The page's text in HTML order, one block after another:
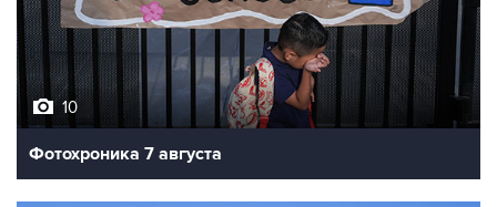
10
Фотохроника 7 августа